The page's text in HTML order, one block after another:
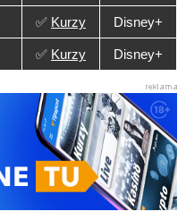
✅ Kurzy Disney+
✅ Kurzy Disney+